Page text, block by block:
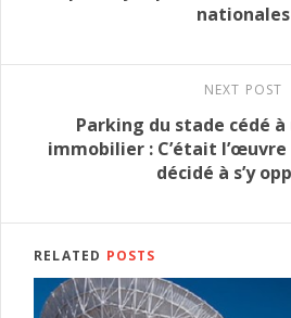
nationales
NEXT POST
Parking du stade cédé
immobilier : C’était l’œuvre
décidé à s’y
RELATED POSTS